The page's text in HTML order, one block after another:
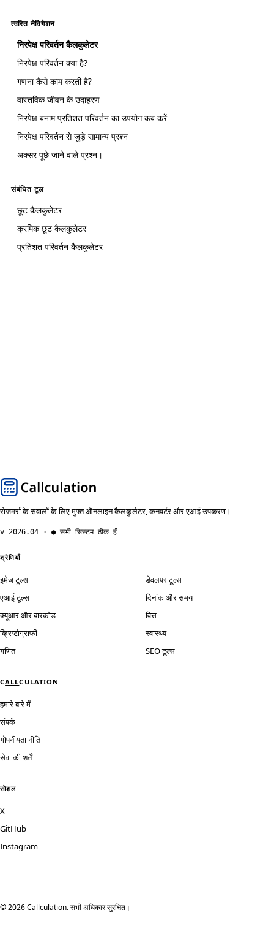
त्वरित नेविगेशन
निरपेक्ष परिवर्तन कैलकुलेटर
निरपेक्ष परिवर्तन क्या है?
गणना कैसे काम करती है?
वास्तविक जीवन के उदाहरण
निरपेक्ष बनाम प्रतिशत परिवर्तन का उपयोग कब करें
निरपेक्ष परिवर्तन से जुड़े सामान्य प्रश्न
अक्सर पूछे जाने वाले प्रश्न।
संबंधित टूल
छूट कैलकुलेटर
क्रमिक छूट कैलकुलेटर
प्रतिशत परिवर्तन कैलकुलेटर
रोजमर्रा के सवालों के लिए मुफ्त ऑनलाइन कैलकुलेटर, कनवर्टर और एआई उपकरण।
v 2026.04 · ● सभी सिस्टम ठीक हैं
श्रेणियाँ
इमेज टूल्स
एआई टूल्स
क्यूआर और बारकोड
क्रिप्टोग्राफी
गणित
डेवलपर टूल्स
दिनांक और समय
वित्त
स्वास्थ्य
SEO टूल्स
CALLCULATION
हमारे बारे में
संपर्क
गोपनीयता नीति
सेवा की शर्तें
सोशल
X
GitHub
Instagram
© 2026 Callculation. सभी अधिकार सुरक्षित।